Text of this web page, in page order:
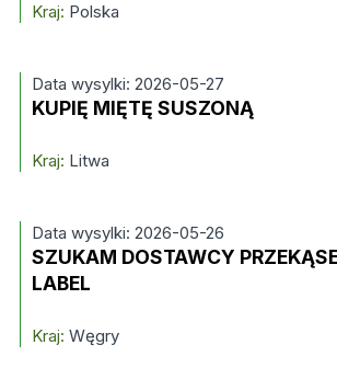
Kraj: Polska
Data wysylki: 2026-05-27
KUPIĘ MIĘTĘ SUSZONĄ
Kraj: Litwa
Data wysylki: 2026-05-26
SZUKAM DOSTAWCY
LABEL
Kraj: Węgry